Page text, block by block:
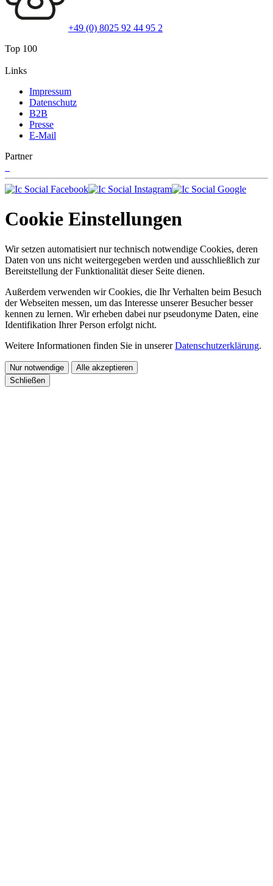
+49 (0) 8025 92 44 95 2
Top 100
Links
Impressum
Datenschutz
B2B
Presse
E-Mail
Partner
Cookie Einstellungen
Wir setzen automatisiert nur technisch notwendige Cookies, deren
Daten von uns nicht weitergegeben werden und ausschließlich zur
Bereitstellung der Funktionalität dieser Seite dienen.
Außerdem verwenden wir Cookies, die Ihr Verhalten beim Besuch
der Webseiten messen, um das Interesse unserer Besucher besser
kennen zu lernen. Wir erheben dabei nur pseudonyme Daten, eine
Identifikation Ihrer Person erfolgt nicht.
Weitere Informationen finden Sie in unsererDatenschutzerklärung.
Nur notwendige
Alle akzeptieren
Schließen